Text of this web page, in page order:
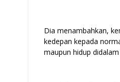
Dia menambahkan,
kedepan kepada
maupun hidup